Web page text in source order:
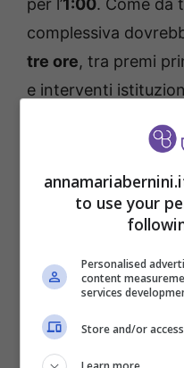
per l’1:00. Come da
complessiva
tre ore, tra premi
e interventi
Prima della notte
altro appuntamento
quello di cui
l’annuncio delle
Oscar 2026
alle14:30 (ora
diretta ufficiale
to use your
Personalised
content
services
Store and/or